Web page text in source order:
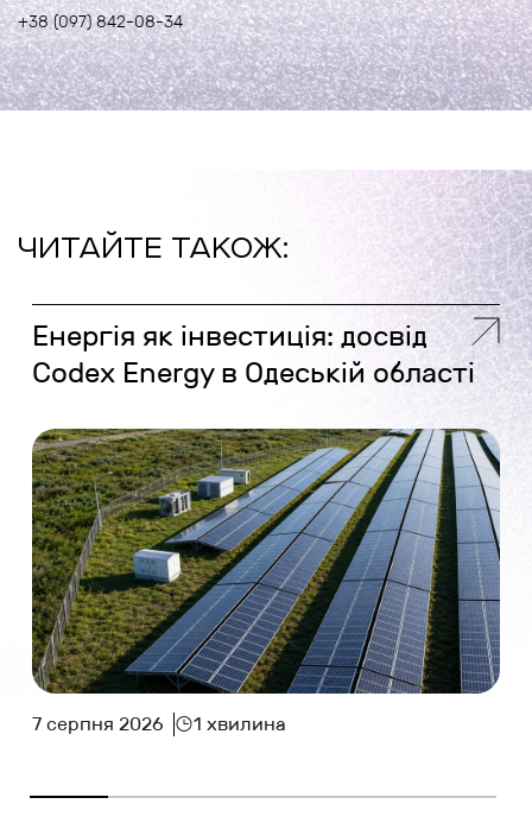
+38 (097) 842-08-34
ЧИТАЙТЕ ТАКОЖ:
Енергія як інвестиція: досвід
Codex Energy в Одеській області
7 серпня 2026 1 хвилина